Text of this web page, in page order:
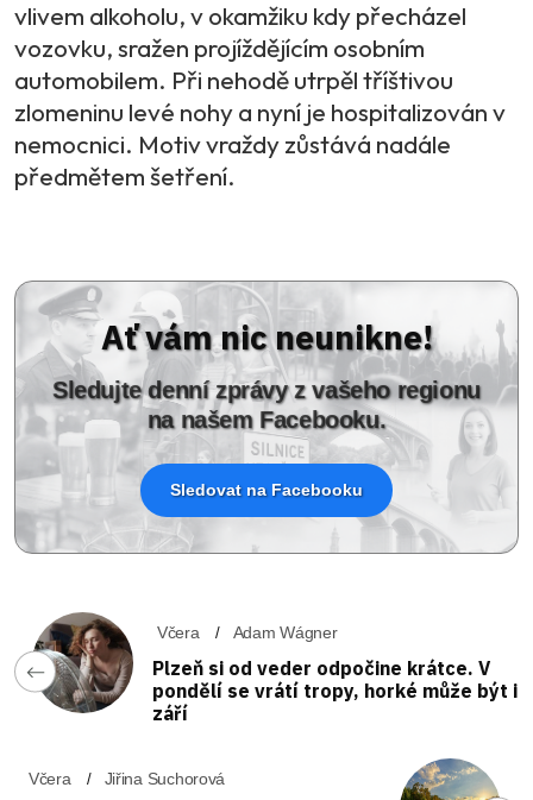
vlivem alkoholu, v okamžiku kdy přecházel
vozovku, sražen projíždějícím osobním
automobilem. Při nehodě utrpěl tříštivou
zlomeninu levé nohy a nyní je hospitalizován v
nemocnici. Motiv vraždy zůstává nadále
předmětem šetření.
Ať vám nic neunikne!
Sledujte denní zprávy z vašeho regionu
na našem Facebooku.
Sledovat na Facebooku
Včera Adam Wágner
Plzeň si od veder odpočine krátce. V
pondělí se vrátí tropy, horké může být i
září
Včera Jiřina Suchorová